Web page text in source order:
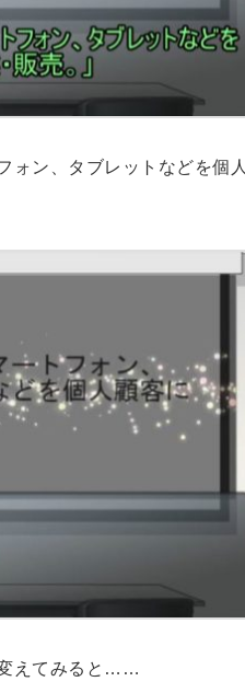
ン、タブレットなどを個
えてみると……